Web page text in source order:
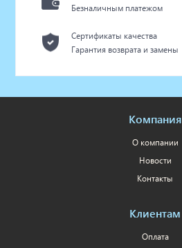
Безналичным платежом
Сертификаты качества
Гарантия возврата и замены
Компания
О компании
Новости
Контакты
Клиентам
Оплата